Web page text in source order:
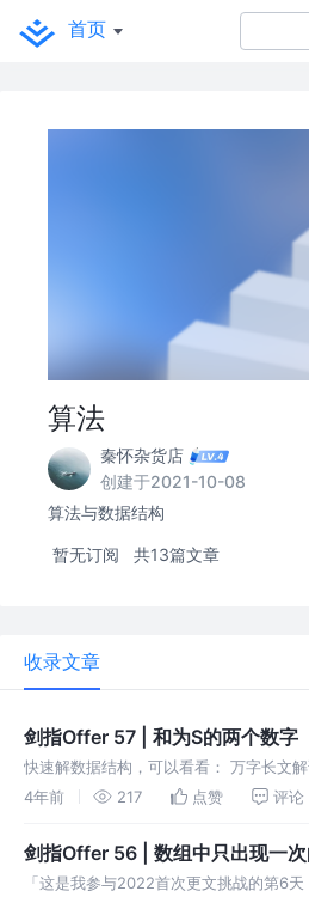
首页
算法
秦怀杂货店
创建于2021-10-08
算法与数据结构
暂无订阅 共13篇文章
收录文章
剑指Offer 57 | 和为S的两个数字
快速解数据结构，可以看看： 万字长文
57.和为S的两个数字 题目描述 输入一个
4年前 217 点赞 评论
剑指Offer 56 | 数组中只出现一
「这是我参与2022首次更文挑战的第6